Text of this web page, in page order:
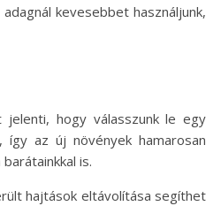
kevesebbet használjunk,
jelenti, hogy válasszunk le egy
az új növények hamarosan
is.
hajtások eltávolítása segíthet